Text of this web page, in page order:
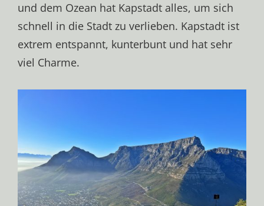
und dem Ozean hat Kapstadt alles, um sich
schnell in die Stadt zu verlieben. Kapstadt ist
extrem entspannt, kunterbunt und hat sehr
viel Charme.